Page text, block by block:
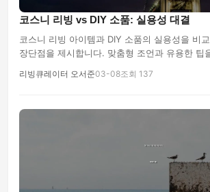
코스니 리빙 vs DIY 소품: 실용성 대결
코스니 리빙 아이템과 DIY 소품의 실용성을 비
장단점을 제시합니다. 맞춤형 조언과 유용한 팁
리빙큐레이터 오서준03-08조회 137